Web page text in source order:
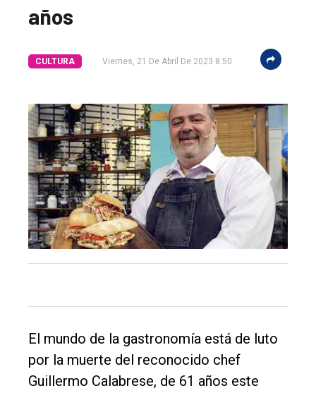
El
único
DIARIO
Balcarce
Tendencia
Int.
General
Política
años
CULTURA Viernes, 21 De Abril De 2023 8:50
El mundo de la gastronomía está de luto
por la muerte del reconocido chef
Guillermo Calabrese, de 61 años este